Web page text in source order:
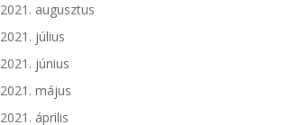
2021. augusztus
2021. július
2021. június
2021. május
2021. április